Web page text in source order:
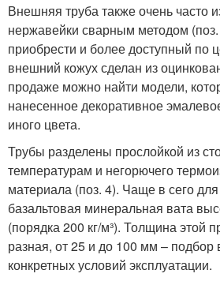
Внешняя труба также очень часто
нержавейки сварным методом
приобрести и более доступный по
внешний кожух сделан из
продаже можно найти модели,
нанесенное декоративное
иного цвета.
Трубы разделены прослойкой из
температурам и негорючего
материала (поз. 4). Чаще в сего
базальтовая минеральная вата
(порядка 200 кг/м³). Толщина этой
разная, от 25 и до 100 мм – подбор
конкретных условий эксплуатации.